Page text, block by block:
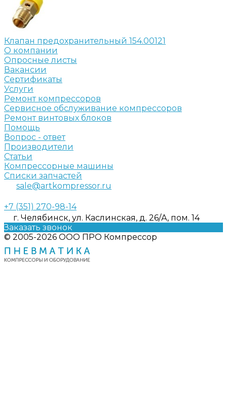
Клапан предохранительный 154.00121
О компании
Опросные листы
Вакансии
Сертификаты
Услуги
Ремонт компрессоров
Сервисное обслуживание компрессоров
Ремонт винтовых блоков
Помощь
Вопрос - ответ
Производители
Статьи
Компрессорные машины
Списки запчастей
sale@artkompressor.ru
+7 (351) 270-98-14
г. Челябинск, ул. Каслинская, д. 26/А, пом. 14
Заказать звонок
© 2005-2026 ООО ПРО Компрессор